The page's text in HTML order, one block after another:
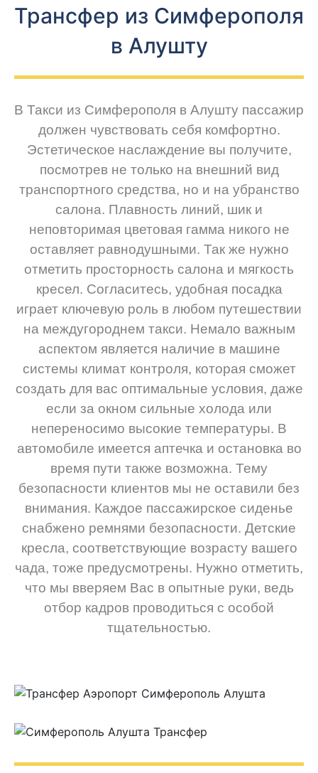
Трансфер из Симферополя
в Алушту
В Такси из Симферополя в Алушту пассажир
должен чувствовать себя комфортно.
Эстетическое наслаждение вы получите,
посмотрев не только на внешний вид
транспортного средства, но и на убранство
салона. Плавность линий, шик и
неповторимая цветовая гамма никого не
оставляет равнодушными. Так же нужно
отметить просторность салона и мягкость
кресел. Согласитесь, удобная посадка
играет ключевую роль в любом путешествии
на междугороднем такси. Немало важным
аспектом является наличие в машине
системы климат контроля, которая сможет
создать для вас оптимальные условия, даже
если за окном сильные холода или
непереносимо высокие температуры. В
автомобиле имеется аптечка и остановка во
время пути также возможна. Тему
безопасности клиентов мы не оставили без
внимания. Каждое пассажирское сиденье
снабжено ремнями безопасности. Детские
кресла, соответствующие возрасту вашего
чада, тоже предусмотрены. Нужно отметить,
что мы вверяем Вас в опытные руки, ведь
отбор кадров проводиться с особой
тщательностью.